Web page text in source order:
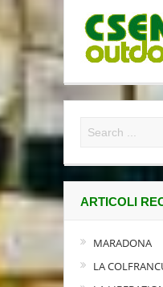
ARTICOLI
MARADONA
LA